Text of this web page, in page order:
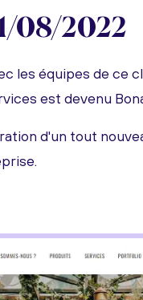
08/2022
les équipes de ce
est devenu
d'un tout